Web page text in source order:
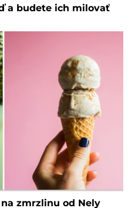
a budete ich milovať
zmrzlinu od Nely